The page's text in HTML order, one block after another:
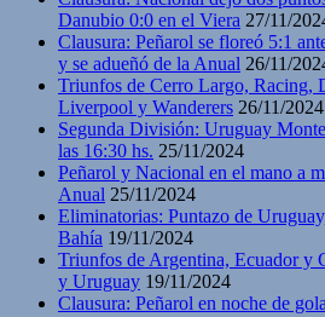
Danubio 0:0 en el Viera 27/11/
Clausura: Peñarol se floreó 5:1
y se adueñó de la Anual 26/11/
Triunfos de Cerro Largo, Racing,
Liverpool y Wanderers 26/11/2024
Segunda División: Uruguay
las 16:30 hs. 25/11/2024
Peñarol y Nacional en el mano a
Anual 25/11/2024
Eliminatorias: Puntazo de
Bahía 19/11/2024
Triunfos de Argentina, Ecuador y
y Uruguay 19/11/2024
Clausura: Peñarol en noche de